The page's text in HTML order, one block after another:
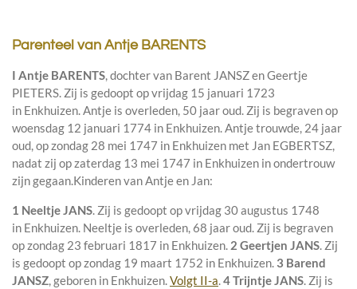
Parenteel van Antje BARENTS
I Antje BARENTS, dochter van Barent JANSZ enGeertje
PIETERS. Zij is gedoopt op vrijdag 15 januari 1723
in Enkhuizen. Antje is overleden, 50 jaar oud. Zij is begraven op
woensdag 12 januari 1774 in Enkhuizen. Antje trouwde, 24 jaar
oud, op zondag 28 mei 1747 in Enkhuizen met Jan EGBERTSZ,
nadat zij op zaterdag 13 mei 1747 in Enkhuizen in ondertrouw
zijn gegaan.Kinderen van Antje en Jan:
1 Neeltje JANS. Zij is gedoopt op vrijdag 30 augustus 1748
in Enkhuizen. Neeltje is overleden, 68 jaar oud. Zij is begraven
op zondag 23 februari 1817 in Enkhuizen. 2 Geertjen JANS. Zij
is gedoopt op zondag 19 maart 1752 in Enkhuizen. 3 Barend
JANSZ, geboren in Enkhuizen.Volgt II-a.4 Trijntje JANS. Zij is